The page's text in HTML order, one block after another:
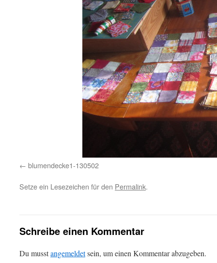
blumendecke1-130502
Setze ein Lesezeichen für den Permalink.
Schreibe einen Kommentar
Du musstangemeldetsein, um einen Kommentar abzugeben.